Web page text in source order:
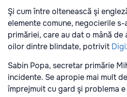
Şi cum între oltenească şi
elemente comune, negocierile
primăriei, care au dat o mână
oilor dintre blindate, potrivit
Sabin Popa, secretar primărie
incidente. Se apropie mai mult
împrejmuit cu gard şi problema